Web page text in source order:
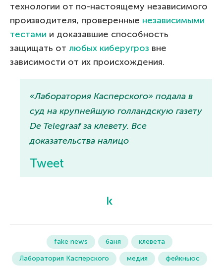
технологии от по-настоящему независимого
производителя, проверенные независимыми
тестами и доказавшие способность
защищать от любых киберугроз вне
зависимости от их происхождения.
«Лаборатория Касперского» подала в
суд на крупнейшую голландскую газету
De Telegraaf за клевету. Все
доказательства налицо
Tweet
fake news баня
клевета
Лаборатория Касперского
медия фейкньюс